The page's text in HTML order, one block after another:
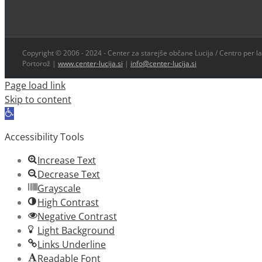
Copyright © 2006 - 2024 - Center za starejše občane Lucija / Centro per
Portorož | www.center-lucija.si | info@center-lucija.si
Page load link
Skip to content
Open
Accessibility Tools
Increase Text
Decrease Text
Grayscale
High Contrast
Negative Contrast
Light Background
Links Underline
Readable Font